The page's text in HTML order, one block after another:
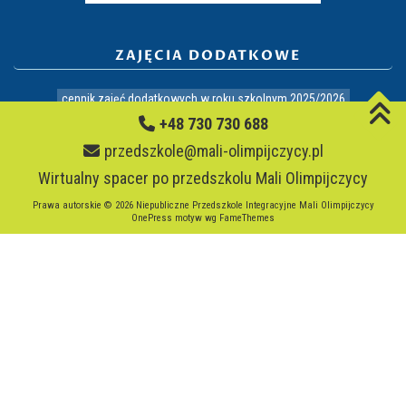
ZAJĘCIA DODATKOWE
cennik zajęć dodatkowych w roku szkolnym 2025/2026
balet ceramika dziecięca matematyka
dogoterapia joga judo kolory emocji
metoda krakowska piłka nożna tańce
+48 730 730 688
przedszkole@mali-olimpijczycy.pl
Wirtualny spacer po przedszkolu Mali Olimpijczycy
Prawa autorskie © 2026 Niepubliczne Przedszkole Integracyjne Mali Olimpijczycy
OnePress motyw wg FameThemes